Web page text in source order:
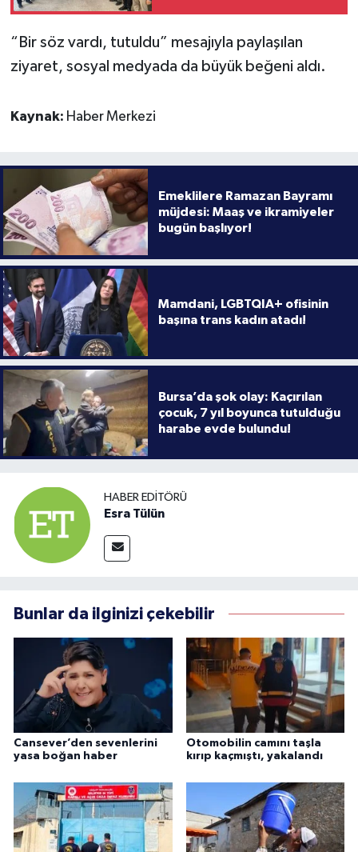
“Bir söz vardı, tutuldu” mesajıyla paylaşılan
ziyaret, sosyal medyada da büyük beğeni aldı.
Kaynak: Haber Merkezi
Emeklilere Ramazan Bayramı
müjdesi: Maaş ve ikramiyeler
bugün başlıyor!
Mamdani, LGBTQIA+ ofisinin
başına trans kadın atadı!
Bursa’da şok olay: Kaçırılan
çocuk, 7 yıl boyunca tutulduğu
harabe evde bulundu!
HABER EDITÖRÜ
Esra Tülün
Bunlar da ilginizi çekebilir
Cansever’den sevenlerini
yasa boğan haber
Otomobilin camını taşla
kırıp kaçmıştı, yakalandı